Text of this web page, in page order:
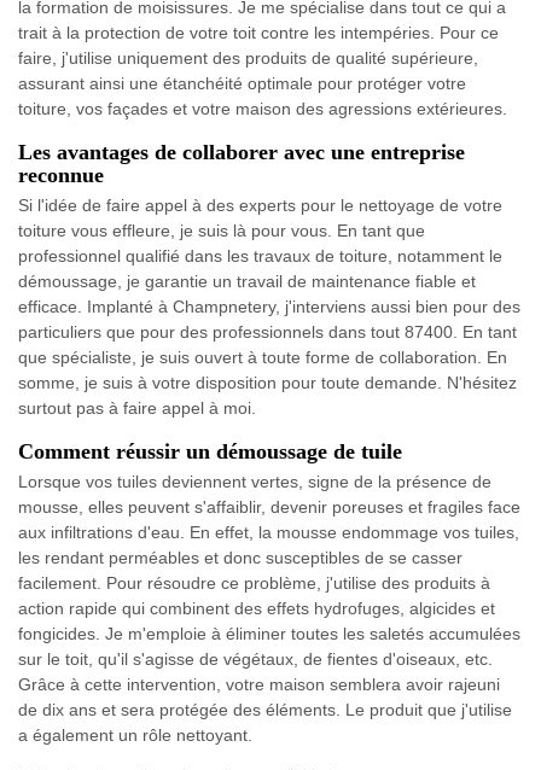
la formation de moisissures. Je me spécialise dans tout ce qui a
trait à la protection de votre toit contre les intempéries. Pour ce
faire, j'utilise uniquement des produits de qualité supérieure,
assurant ainsi une étanchéité optimale pour protéger votre
toiture, vos façades et votre maison des agressions extérieures.
Les avantages de collaborer avec une entreprise
reconnue
Si l'idée de faire appel à des experts pour le nettoyage de votre
toiture vous effleure, je suis là pour vous. En tant que
professionnel qualifié dans les travaux de toiture, notamment le
démoussage, je garantie un travail de maintenance fiable et
efficace. Implanté à Champnetery, j'interviens aussi bien pour des
particuliers que pour des professionnels dans tout 87400. En tant
que spécialiste, je suis ouvert à toute forme de collaboration. En
somme, je suis à votre disposition pour toute demande. N'hésitez
surtout pas à faire appel à moi.
Comment réussir un démoussage de tuile
Lorsque vos tuiles deviennent vertes, signe de la présence de
mousse, elles peuvent s'affaiblir, devenir poreuses et fragiles face
aux infiltrations d'eau. En effet, la mousse endommage vos tuiles,
les rendant perméables et donc susceptibles de se casser
facilement. Pour résoudre ce problème, j'utilise des produits à
action rapide qui combinent des effets hydrofuges, algicides et
fongicides. Je m'emploie à éliminer toutes les saletés accumulées
sur le toit, qu'il s'agisse de végétaux, de fientes d'oiseaux, etc.
Grâce à cette intervention, votre maison semblera avoir rajeuni
de dix ans et sera protégée des éléments. Le produit que j'utilise
a également un rôle nettoyant.